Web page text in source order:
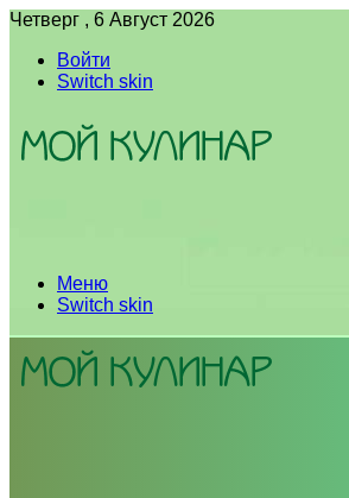
Четверг , 6 Август 2026
Войти
Switch skin
Меню
Switch skin